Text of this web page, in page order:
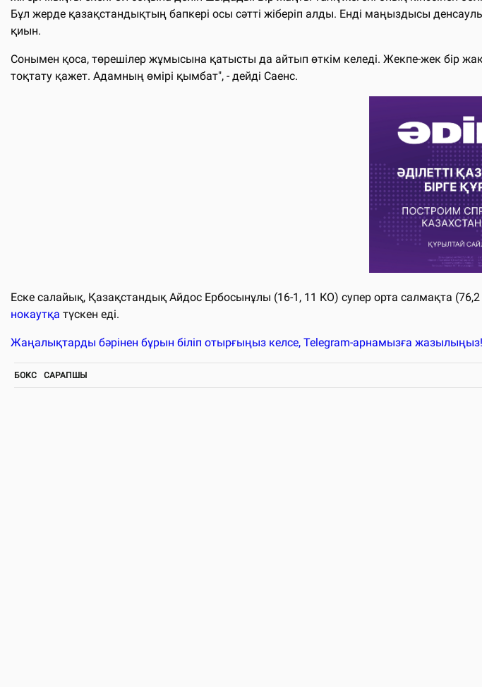
Бұл жерде қазақстандықтың бапкері осы сәтті жіберіп алды. Енді маңыздысы
қиын.
Сонымен қоса, төрешілер жұмысына қатысты да айтып өткім келеді. Жекпе-жек бір
тоқтату қажет. Адамның өмірі қымбат", - дейді Саенс.
Еске салайық, Қазақстандық Айдос Ербосынұлы (16-1, 11 КО) супер орта салмақта
нокаутқа түскен еді.
Жаңалықтарды бәрінен бұрын біліп отырғыңыз келсе, Telegram-арнамызға жазылыңыз!
БОКС САРАПШЫ